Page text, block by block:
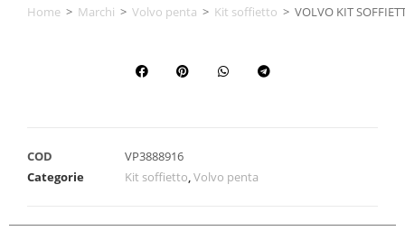
Home > Marchi > Volvo penta > Kit soffietto > VOLVO KIT
COD
VP3888916
Categorie
Kit soffietto,Volvo penta